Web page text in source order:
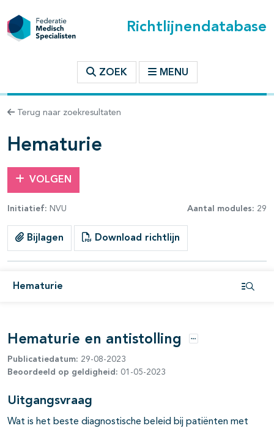
Richtlijnendatabase
ZOEK MENU
Terug naar zoekresultaten
Hematurie
VOLGEN
Initiatief: NVU Aantal modules: 29
Bijlagen Download richtlijn
Hematurie
binnen deze richtlijn
Hematurie en antistolling Opties
Publicatiedatum: 29-08-2023
Beoordeeld op geldigheid: 01-05-2023
Uitgangsvraag
Wat is het beste diagnostische beleid bij patiënten met